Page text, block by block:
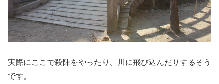
実際にここで殺陣をやったり、川に飛び込んだりするそう
です。